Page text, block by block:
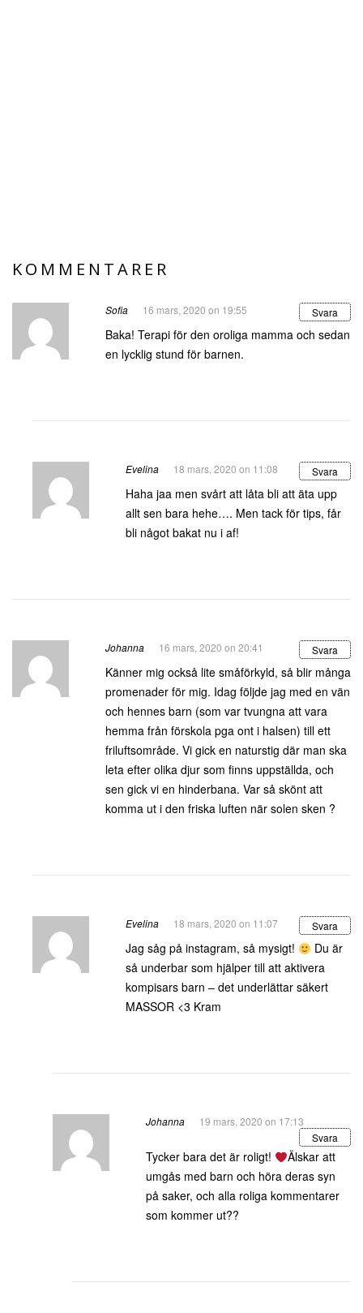
KOMMENTARER
Sofia 16 mars, 2020 on 19:55 Svara
Baka! Terapi för den oroliga mamma och sedan
en lycklig stund för barnen.
Evelina 18 mars, 2020 on 11:08 Svara
Haha jaa men svårt att låta bli att äta upp
allt sen bara hehe…. Men tack för tips, får
bli något bakat nu i af!
Johanna 16 mars, 2020 on 20:41 Svara
Känner mig också lite småförkyld, så blir många
promenader för mig. Idag följde jag med en vän
och hennes barn (som var tvungna att vara
hemma från förskola pga ont i halsen) till ett
friluftsområde. Vi gick en naturstig där man ska
leta efter olika djur som finns uppställda, och
sen gick vi en hinderbana. Var så skönt att
komma ut i den friska luften när solen sken ?
Evelina 18 mars, 2020 on 11:07 Svara
Jag såg på instagram, så mysigt!
Du är
så underbar som hjälper till att aktivera
kompisars barn – det underlättar säkert
MASSOR <3 Kram
Johanna
19 mars, 2020 on 17:13
Svara
Tycker bara det är roligt!
Älskar att
umgås med barn och höra deras syn
på saker, och alla roliga kommentarer
som kommer ut??